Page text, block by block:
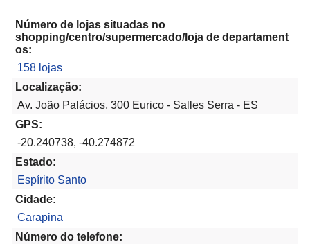
Número de lojas situadas no
shopping/centro/supermercado/loja de departament
os:
158 lojas
Localização:
Av. João Palácios, 300 Eurico - Salles Serra - ES
GPS:
-20.240738, -40.274872
Estado:
Espírito Santo
Cidade:
Carapina
Número do telefone: